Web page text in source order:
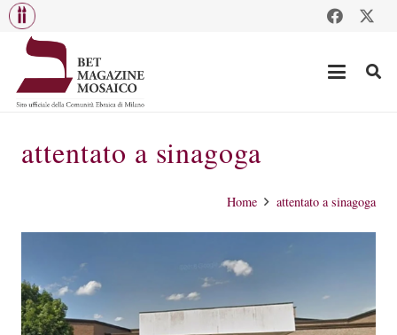
attentato a sinagoga
Home attentato a sinagoga